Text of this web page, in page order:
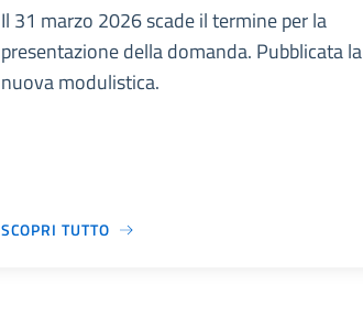
Il 31 marzo 2026 scade il termine per la
presentazione della domanda. Pubblicata la
nuova modulistica.
SCOPRI TUTTO